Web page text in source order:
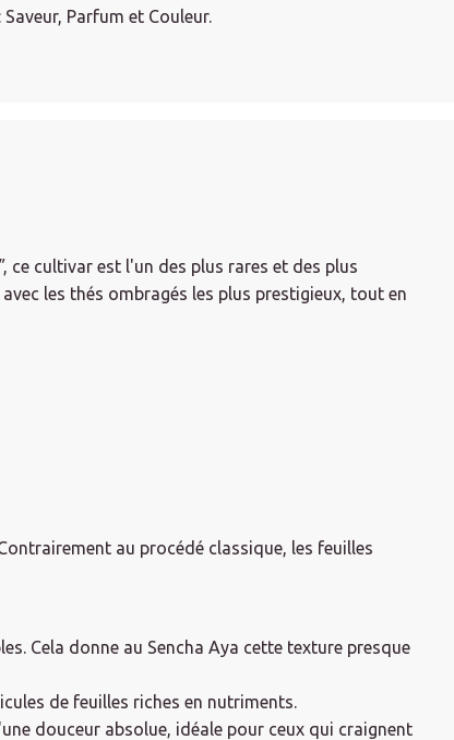
Parfum et Couleur.
, ce cultivar est l'un des plus rares et des plus
les thés ombragés les plus prestigieux, tout en
au procédé classique, les feuilles
Cela donne au Sencha Aya cette texture presque
de feuilles riches en nutriments.
douceur absolue, idéale pour ceux qui craignent